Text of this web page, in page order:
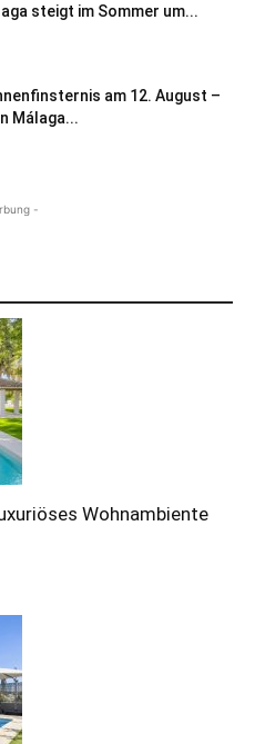
steigt im Sommer um...
am 12. August –
Málaga...
-
Wohnambiente